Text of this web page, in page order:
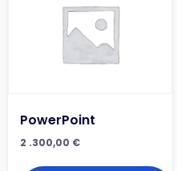
PowerPoint
2 .300,00 €